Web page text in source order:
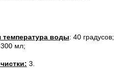
температура воды: 40 градусов;
мл;
3.